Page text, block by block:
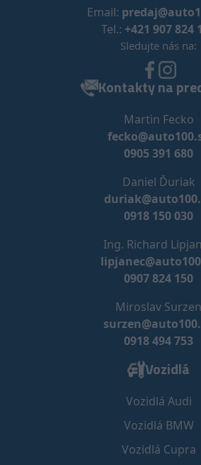
Email:
Tel.: +421 907 824
Sledujte nás na:
Kontakty na
Martin Fecko
0905 391 680
Daniel Ďuriak
0918 150 030
Ing. Richard
0907 824 150
Miroslav Surzen
0918 494 753
Vozidlá
Vozidlá Audi
Vozidlá BMW
Vozidlá Cupra